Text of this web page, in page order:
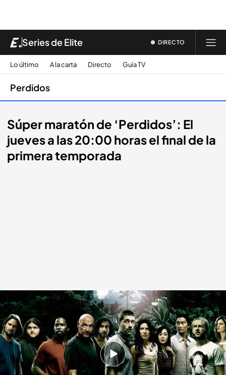
Series de Élite DIRECTO
Lo último A la carta Directo Guía TV
Perdidos
Súper maratón de ‘Perdidos’: El
jueves a las 20:00 horas el final de la
primera temporada
energy.es
03 JUL 2018 - 11:25h.
Compartir